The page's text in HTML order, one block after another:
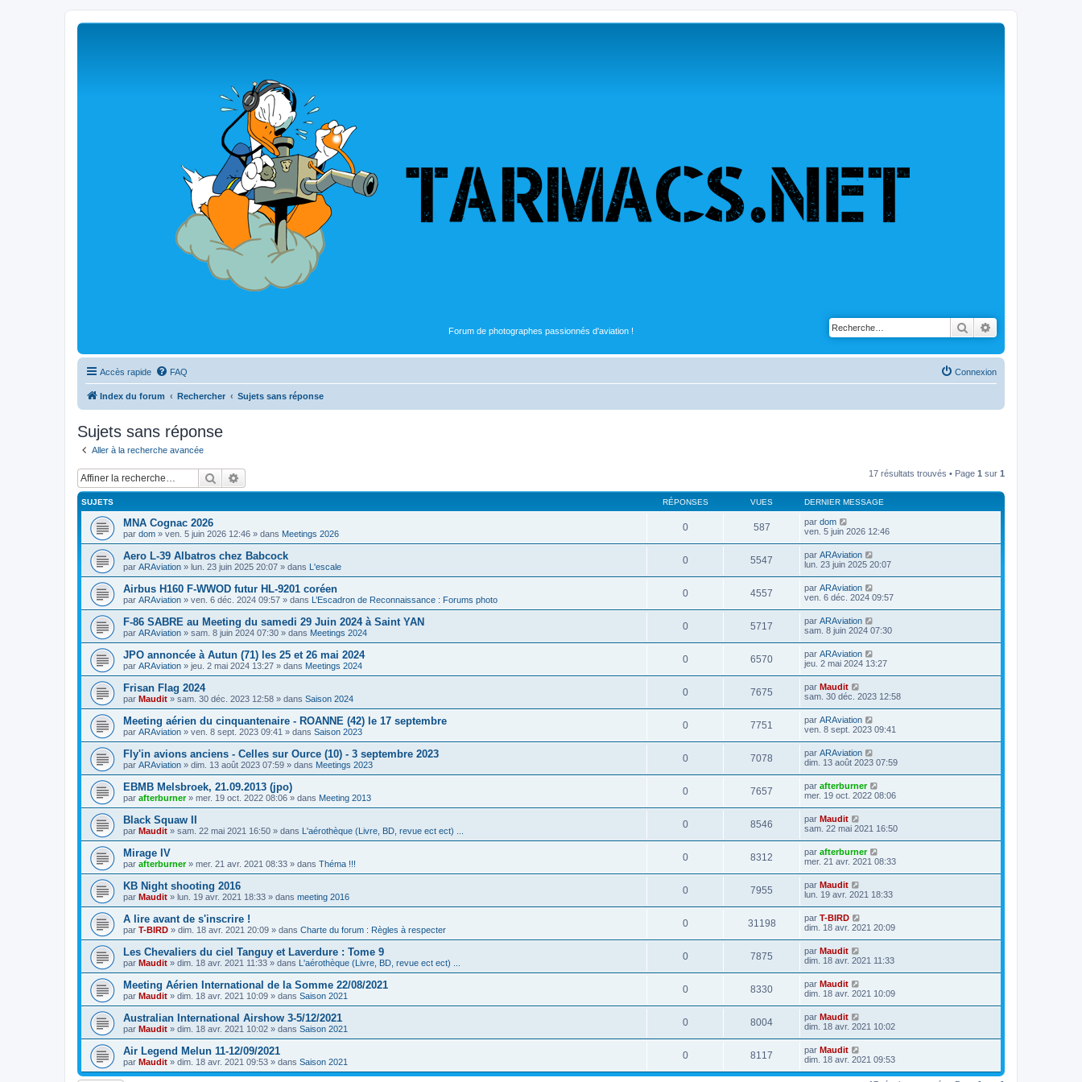
Forum de photographes passionnés d'aviation ! Rechercher
Accès rapide FAQ Connexion
Index du forum Rechercher Sujets sans réponse
Sujets sans réponse
Aller à la recherche avancée
Rechercher 17 résultats trouvés • Page 1 sur 1
SUJETS RÉPONSES VUES DERNIER MESSAGE
MNA Cognac 2026
par dom » ven. 5 juin 2026 12:46 » dans Meetings 2026
0 587 par dom
ven. 5 juin 2026 12:46
Aero L-39 Albatros chez Babcock
par ARAviation » lun. 23 juin 2025 20:07 » dans L'escale
0 5547 par ARAviation
lun. 23 juin 2025 20:07
Airbus H160 F-WWOD futur HL-9201 coréen
par ARAviation » ven. 6 déc. 2024 09:57 » dans L’Escadron de Reconnaissance : Forums photo
0 4557 par ARAviation
ven. 6 déc. 2024 09:57
F-86 SABRE au Meeting du samedi 29 Juin 2024 à Saint YAN
par ARAviation » sam. 8 juin 2024 07:30 » dans Meetings 2024
0 5717 par ARAviation
sam. 8 juin 2024 07:30
JPO annoncée à Autun (71) les 25 et 26 mai 2024
par ARAviation » jeu. 2 mai 2024 13:27 » dans Meetings 2024
0 6570 par ARAviation
jeu. 2 mai 2024 13:27
Frisan Flag 2024
par Maudit » sam. 30 déc. 2023 12:58 » dans Saison 2024
0 7675 par Maudit
sam. 30 déc. 2023 12:58
Meeting aérien du cinquantenaire - ROANNE (42) le 17 septembre
par ARAviation » ven. 8 sept. 2023 09:41 » dans Saison 2023
0 7751 par ARAviation
ven. 8 sept. 2023 09:41
Fly'in avions anciens - Celles sur Ource (10) - 3 septembre 2023
par ARAviation » dim. 13 août 2023 07:59 » dans Meetings 2023
0 7078 par ARAviation
dim. 13 août 2023 07:59
EBMB Melsbroek, 21.09.2013 (jpo)
par afterburner» mer. 19 oct. 2022 08:06 » dans Meeting 2013
0 7657 par afterburner
mer. 19 oct. 2022 08:06
Black Squaw II
par Maudit » sam. 22 mai 2021 16:50 » dans L'aérothèque (Livre, BD, revue ect ect) ...
0 8546 par Maudit
sam. 22 mai 2021 16:50
Mirage IV
par afterburner» mer. 21 avr. 2021 08:33 » dans Théma !!!
0 8312 par afterburner
mer. 21 avr. 2021 08:33
KB Night shooting 2016
par Maudit » lun. 19 avr. 2021 18:33 » dans meeting 2016
0 7955 par Maudit
lun. 19 avr. 2021 18:33
A lire avant de s'inscrire !
par T-BIRD » dim. 18 avr. 2021 20:09 » dans Charte du forum : Règles à respecter
0 31198 par T-BIRD
dim. 18 avr. 2021 20:09
Les Chevaliers du ciel Tanguy et Laverdure : Tome 9
par Maudit » dim. 18 avr. 2021 11:33 » dans L'aérothèque (Livre, BD, revue ect ect) ...
0 7875 par Maudit
dim. 18 avr. 2021 11:33
Meeting Aérien International de la Somme 22/08/2021
par Maudit » dim. 18 avr. 2021 10:09 » dans Saison 2021
0 8330 par Maudit
dim. 18 avr. 2021 10:09
Australian International Airshow 3-5/12/2021
par Maudit » dim. 18 avr. 2021 10:02 » dans Saison 2021
0 8004 par Maudit
dim. 18 avr. 2021 10:02
Air Legend Melun 11-12/09/2021
par Maudit » dim. 18 avr. 2021 09:53 » dans Saison 2021
0 8117 par Maudit
dim. 18 avr. 2021 09:53